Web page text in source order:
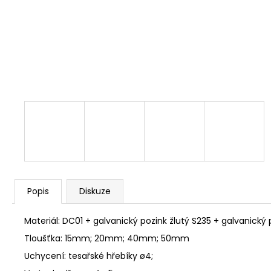
Popis Diskuze
Materiál: DC01 + galvanický pozink žlutý S235 + galvanický
Tloušťka: 15mm; 20mm; 40mm; 50mm
Uchycení: tesařské hřebíky ø4;